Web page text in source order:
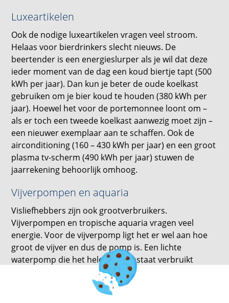
Luxeartikelen
Ook de nodige luxeartikelen vragen veel stroom.
Helaas voor bierdrinkers slecht nieuws. De
beertender is een energieslurper als je wil dat deze
ieder moment van de dag een koud biertje tapt (500
kWh per jaar). Dan kun je beter de oude koelkast
gebruiken om je bier koud te houden (380 kWh per
jaar). Hoewel het voor de portemonnee loont om –
als er toch een tweede koelkast aanwezig moet zijn –
een nieuwer exemplaar aan te schaffen. Ook de
airconditioning (160 – 430 kWh per jaar) en een groot
plasma tv-scherm (490 kWh per jaar) stuwen de
jaarrekening behoorlijk omhoog.
Vijverpompen en aquaria
Visliefhebbers zijn ook grootverbruikers.
Vijverpompen en tropische aquaria vragen veel
energie. Voor de vijverpomp ligt het er wel aan hoe
groot de vijver en dus de pomp is. Een lichte
waterpomp die het hele jaar aanstaat verbruikt
gemiddeld 180 kWh. Voor een grote pomp kom je al
snel aan de 1.800 kWh per jaar. Heb je naast je vijver
ook nog een goed gevuld tropisch aquarium in de